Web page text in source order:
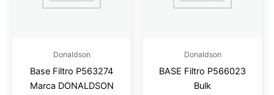
Donaldson
Base Filtro P563274
Marca DONALDSON
Donaldson
BASE Filtro P566023
Bulk